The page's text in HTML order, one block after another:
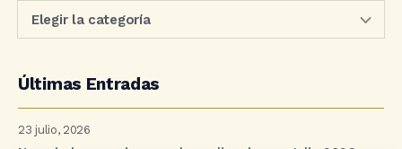
Últimas Entradas
23 julio, 2026